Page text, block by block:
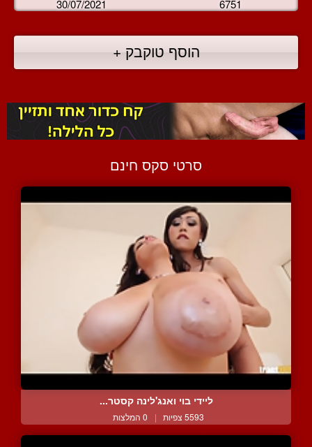
30/07/2021 6751
הוסף טוקבק +
סרטי סקס חינם
ליידי בוי ואנג'לינה קסטר...
5593 צפיות | 0 המלצות